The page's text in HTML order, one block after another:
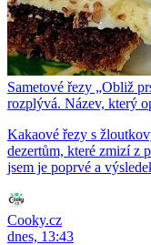
Sametové řezy „Obliž
rozplývá. Název, který
Kakaové řezy s
dezertům, které zmizí z
jsem je poprvé a
Cooky.cz
dnes, 13:43